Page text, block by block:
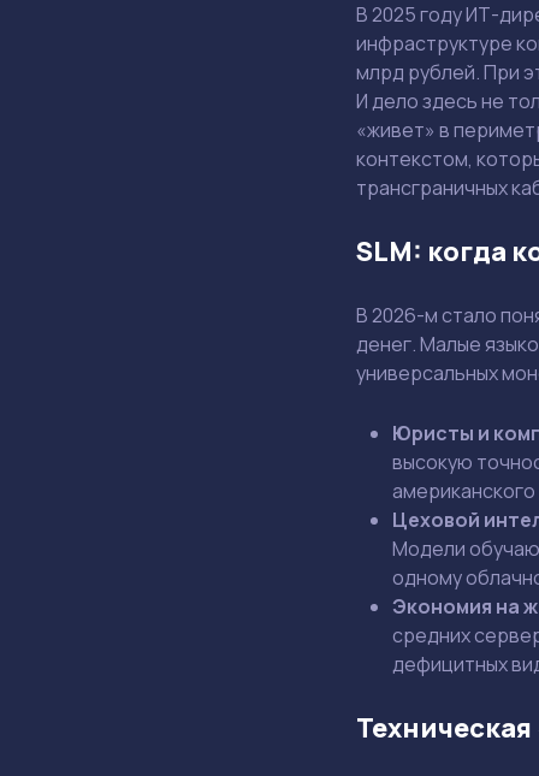
В 2025 году ИТ-
инфраструктуре
млрд рублей. При
И дело здесь не
«живет» в
контекстом,
трансграничных
SLM: когда
В 2026-м стало
денег. Малые
универсальных
Юристы и
высокую
Цеховой
Модели
одному
Экономия на
средних
дефицитных